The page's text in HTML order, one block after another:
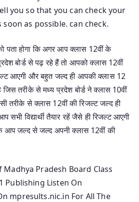
you so that you can check your
as possible. can check.
पता होगा कि अगर आप क्लास 12वीं के
बोर्ड से पढ़ रहे हैं तो आपको क्लास 12वीं
आएगी और बहुत जल्द ही आपकी क्लास 12
जिस तरीके से मध्य प्रदेश बोर्ड ने क्लास 10वीं
तरीके से क्लास 12वीं की रिजल्ट जल्द ही
सभी विद्यार्थी तैयार रहें जैसे ही रिजल्ट आएगी
आप जल्द से जल्द अपनी क्लास 12वीं की
Madhya Pradesh Board Class
Publishing Listen On
mpresults.nic.in For All The